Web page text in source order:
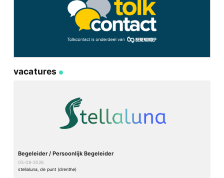
vacatures
Begeleider / Persoonlijk Begeleider
05-08-2026
stellaluna, de punt (drenthe)